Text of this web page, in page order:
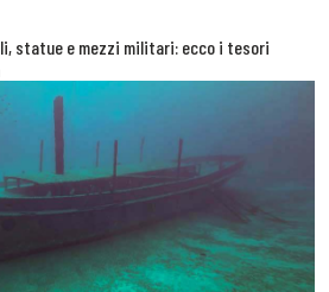
statue e mezzi militari: ecco i tesori